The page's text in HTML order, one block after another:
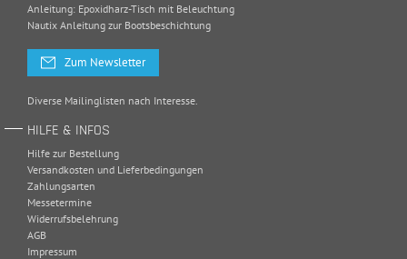
Anleitung: Epoxidharz-Tisch mit Beleuchtung
Nautix Anleitung zur Bootsbeschichtung
Zum Newsletter
Diverse Mailinglisten nach Interesse.
HILFE & INFOS
Hilfe zur Bestellung
Versandkosten und Lieferbedingungen
Zahlungsarten
Messetermine
Widerrufsbelehrung
AGB
Impressum